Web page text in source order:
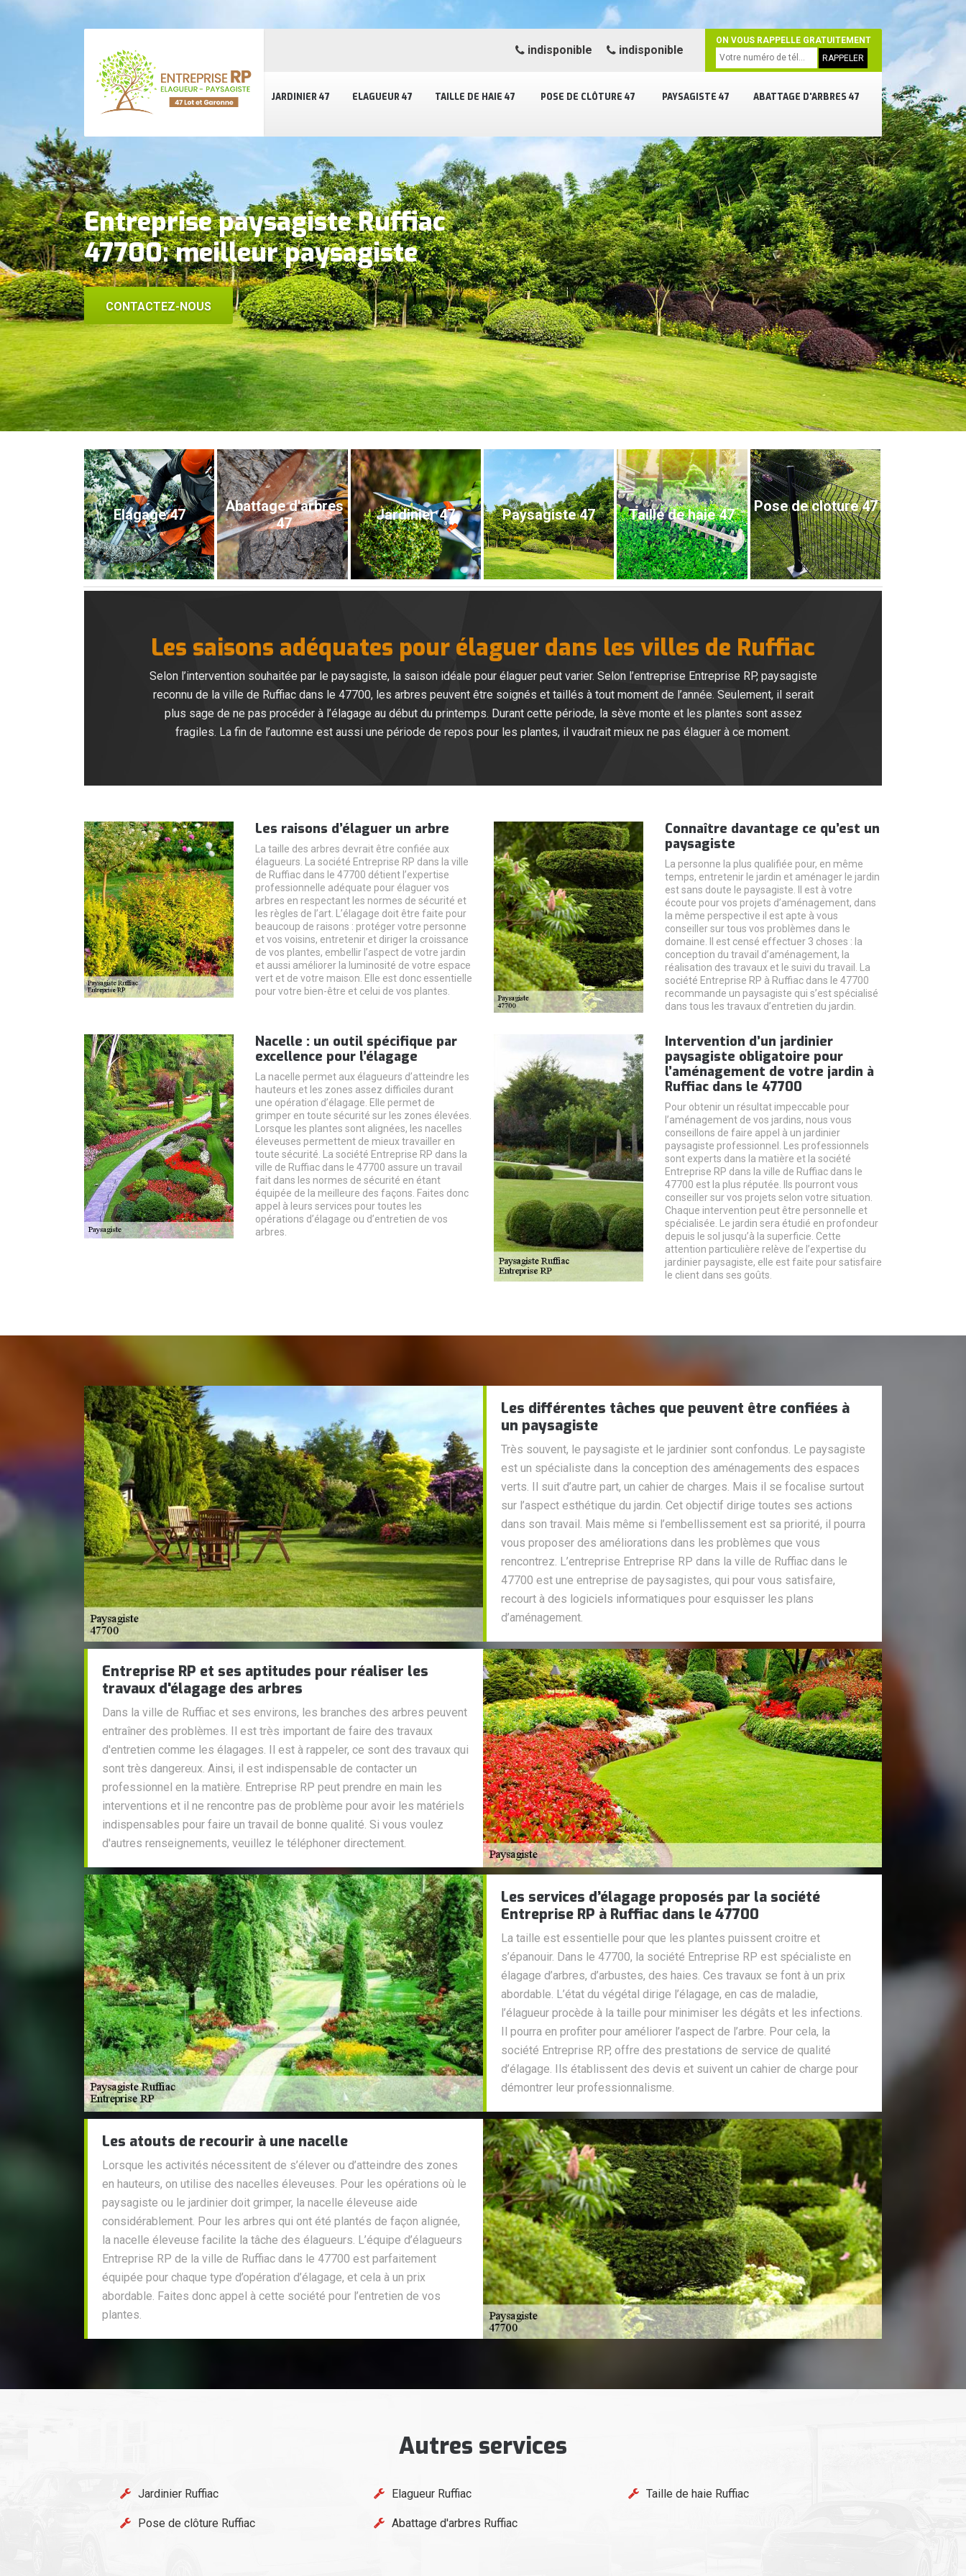
JARDINIER 47 ELAGUEUR 47 TAILLE DE HAIE 47 POSE DE CLÔTURE 47 PAYSAGISTE 47 ABATTAGE D'ARBRES 47
indisponible indisponible
ON VOUS RAPPELLE GRATUITEMENT
Entreprise paysagiste Ruffiac
47700: meilleur paysagiste
CONTACTEZ-NOUS
Elagage 47
Abattage d'arbres
47
Jardinier 47 Paysagiste 47 Taille de haie 47 Pose de cloture 47
Les saisons adéquates pour élaguer dans les villes de Ruffiac
Selon l’intervention souhaitée par le paysagiste, la saison idéale pour élaguer peut varier. Selon l’entreprise Entreprise RP, paysagiste
reconnu de la ville de Ruffiac dans le 47700, les arbres peuvent être soignés et taillés à tout moment de l’année. Seulement, il serait
plus sage de ne pas procéder à l’élagage au début du printemps. Durant cette période, la sève monte et les plantes sont assez
fragiles. La fin de l’automne est aussi une période de repos pour les plantes, il vaudrait mieux ne pas élaguer à ce moment.
Les raisons d’élaguer un arbre
La taille des arbres devrait être confiée aux
élagueurs. La société Entreprise RP dans la ville
de Ruffiac dans le 47700 détient l’expertise
professionnelle adéquate pour élaguer vos
arbres en respectant les normes de sécurité et
les règles de l’art. L’élagage doit être faite pour
beaucoup de raisons : protéger votre personne
et vos voisins, entretenir et diriger la croissance
de vos plantes, embellir l’aspect de votre jardin
et aussi améliorer la luminosité de votre espace
vert et de votre maison. Elle est donc essentielle
pour votre bien-être et celui de vos plantes.
Connaître davantage ce qu’est un
paysagiste
La personne la plus qualifiée pour, en même
temps, entretenir le jardin et aménager le jardin
est sans doute le paysagiste. Il est à votre
écoute pour vos projets d’aménagement, dans
la même perspective il est apte à vous
conseiller sur tous vos problèmes dans le
domaine. Il est censé effectuer 3 choses : la
conception du travail d’aménagement, la
réalisation des travaux et le suivi du travail. La
société Entreprise RP à Ruffiac dans le 47700
recommande un paysagiste qui s’est spécialisé
dans tous les travaux d’entretien du jardin.
Nacelle : un outil spécifique par
excellence pour l’élagage
La nacelle permet aux élagueurs d’atteindre les
hauteurs et les zones assez difficiles durant
une opération d’élagage. Elle permet de
grimper en toute sécurité sur les zones élevées.
Lorsque les plantes sont alignées, les nacelles
éleveuses permettent de mieux travailler en
toute sécurité. La société Entreprise RP dans la
ville de Ruffiac dans le 47700 assure un travail
fait dans les normes de sécurité en étant
équipée de la meilleure des façons. Faites donc
appel à leurs services pour toutes les
opérations d’élagage ou d’entretien de vos
arbres.
Intervention d’un jardinier
paysagiste obligatoire pour
l’aménagement de votre jardin à
Ruffiac dans le 47700
Pour obtenir un résultat impeccable pour
l’aménagement de vos jardins, nous vous
conseillons de faire appel à un jardinier
paysagiste professionnel. Les professionnels
sont experts dans la matière et la société
Entreprise RP dans la ville de Ruffiac dans le
47700 est la plus réputée. Ils pourront vous
conseiller sur vos projets selon votre situation.
Chaque intervention peut être personnelle et
spécialisée. Le jardin sera étudié en profondeur
depuis le sol jusqu’à la superficie. Cette
attention particulière relève de l’expertise du
jardinier paysagiste, elle est faite pour satisfaire
le client dans ses goûts.
Les différentes tâches que peuvent être confiées à
un paysagiste
Très souvent, le paysagiste et le jardinier sont confondus. Le paysagiste
est un spécialiste dans la conception des aménagements des espaces
verts. Il suit d’autre part, un cahier de charges. Mais il se focalise surtout
sur l’aspect esthétique du jardin. Cet objectif dirige toutes ses actions
dans son travail. Mais même si l’embellissement est sa priorité, il pourra
vous proposer des améliorations dans les problèmes que vous
rencontrez. L’entreprise Entreprise RP dans la ville de Ruffiac dans le
47700 est une entreprise de paysagistes, qui pour vous satisfaire,
recourt à des logiciels informatiques pour esquisser les plans
d’aménagement.
Entreprise RP et ses aptitudes pour réaliser les
travaux d'élagage des arbres
Dans la ville de Ruffiac et ses environs, les branches des arbres peuvent
entraîner des problèmes. Il est très important de faire des travaux
d'entretien comme les élagages. Il est à rappeler, ce sont des travaux qui
sont très dangereux. Ainsi, il est indispensable de contacter un
professionnel en la matière. Entreprise RP peut prendre en main les
interventions et il ne rencontre pas de problème pour avoir les matériels
indispensables pour faire un travail de bonne qualité. Si vous voulez
d'autres renseignements, veuillez le téléphoner directement.
Les services d’élagage proposés par la société
Entreprise RP à Ruffiac dans le 47700
La taille est essentielle pour que les plantes puissent croitre et
s’épanouir. Dans le 47700, la société Entreprise RP est spécialiste en
élagage d’arbres, d’arbustes, des haies. Ces travaux se font à un prix
abordable. L’état du végétal dirige l’élagage, en cas de maladie,
l’élagueur procède à la taille pour minimiser les dégâts et les infections.
Il pourra en profiter pour améliorer l’aspect de l’arbre. Pour cela, la
société Entreprise RP, offre des prestations de service de qualité
d’élagage. Ils établissent des devis et suivent un cahier de charge pour
démontrer leur professionnalisme.
Les atouts de recourir à une nacelle
Lorsque les activités nécessitent de s’élever ou d’atteindre des zones
en hauteurs, on utilise des nacelles éleveuses. Pour les opérations où le
paysagiste ou le jardinier doit grimper, la nacelle éleveuse aide
considérablement. Pour les arbres qui ont été plantés de façon alignée,
la nacelle éleveuse facilite la tâche des élagueurs. L’équipe d’élagueurs
Entreprise RP de la ville de Ruffiac dans le 47700 est parfaitement
équipée pour chaque type d’opération d’élagage, et cela à un prix
abordable. Faites donc appel à cette société pour l’entretien de vos
plantes.
Autres services
Jardinier Ruffiac Elagueur Ruffiac Taille de haie Ruffiac
Pose de clôture Ruffiac Abattage d'arbres Ruffiac